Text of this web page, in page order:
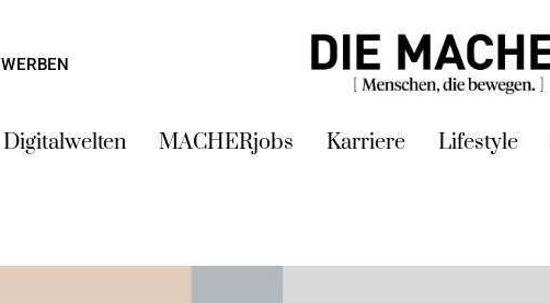
WERBEN
Digitalwelten MACHERjobs Karriere Lifestyle